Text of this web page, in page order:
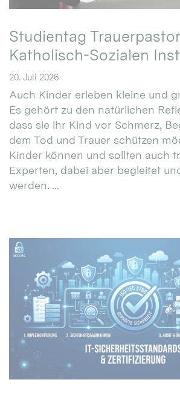
Studientag
Katholisch-Sozialen
20. Juli 2026
Auch Kinder erleben kleine und
Es gehört zu den natürlichen
dass sie ihr Kind vor Schmerz,
dem Tod und Trauer schützen
Kinder können und sollten auch
Experten, dabei aber begleitet
werden. ...